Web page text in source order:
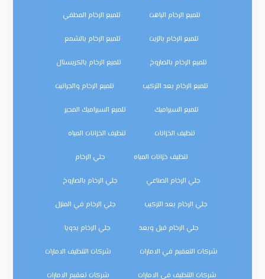
تلميع الرخام الباهت تلميع الرخام المطفي
تلميع الرخام بالزيت تلميع الرخام بالشمع
تلميع الرخام بالصاروخ تلميع الرخام بالكريستال
تلميع الرخام بعد التركيب تلميع الرخام والجرانيت
تلميع السيراميك تلميع السيراميك المجير
تنظيف الخزانات تنظيف الخزانات المياه
تنظيف خزانات المياه جلي الرخام
جلي الرخام الصناعي جلي الرخام بالصاروخ
جلي الرخام بعد التركيب جلي الرخام في المنزل
جلي الرخام قبل وبعد جلي الرخام يدويا
شركات التعقيم في الامارات شركات التنظيف الامارات
شركات التنظيف في الامارات شركات تعقيم الامارات